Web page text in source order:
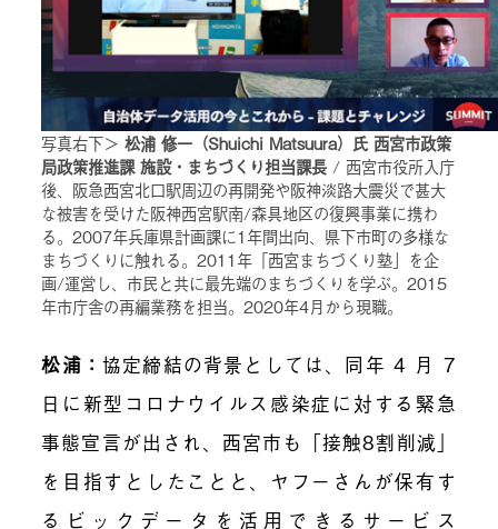
写真右下＞ 松浦 修一（Shuichi Matsuura）氏 西宮市政策
局政策推進課 施設・まちづくり担当課長 / 西宮市役所入庁
後、阪急西宮北口駅周辺の再開発や阪神淡路大震災で甚大
な被害を受けた阪神西宮駅南/森具地区の復興事業に携わ
る。2007年兵庫県計画課に1年間出向、県下市町の多様な
まちづくりに触れる。2011年「西宮まちづくり塾」を企
画/運営し、市民と共に最先端のまちづくりを学ぶ。2015
年市庁舎の再編業務を担当。2020年4月から現職。
松浦： 協定締結の背景としては、同年 4 月 7
日に新型コロナウイルス感染症に対する緊急
事態宣言が出され、西宮市も「接触8割削減」
を目指すとしたことと、ヤフーさんが保有す
るビックデータを活用できるサービス